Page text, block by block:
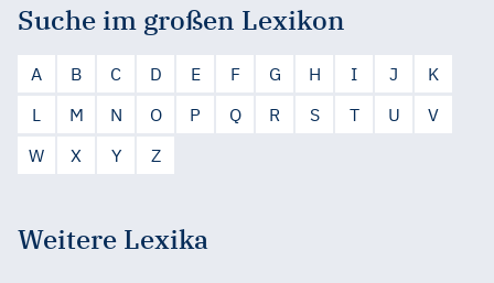
Suche im großen Lexikon
A B C D E F G H I J
K
L
M N O P Q R S T U
V
W
X Y Z
Weitere Lexika